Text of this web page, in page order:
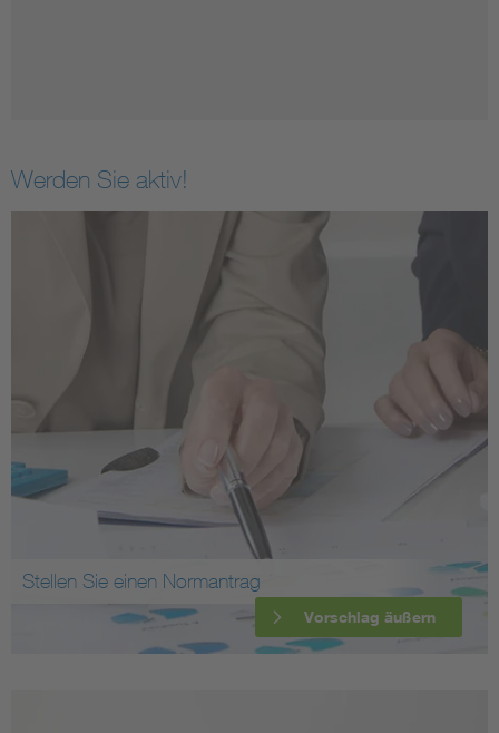
Werden Sie aktiv!
Stellen Sie einen Normantrag
Vorschlag äußern